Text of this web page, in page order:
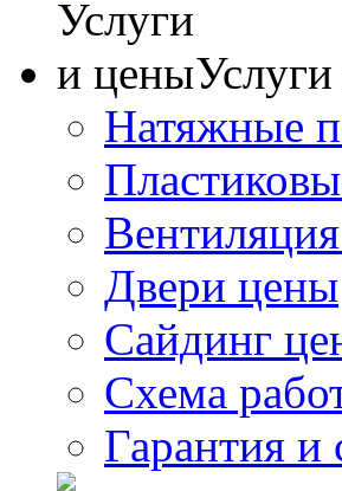
Натяжные
Двери цены
Сайдинг
Схема
Гарантия и